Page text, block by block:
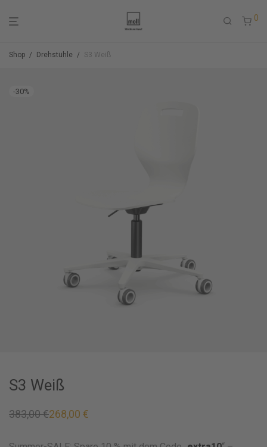
0
Shop / Drehstühle / S3 Weiß
-30%
S3 Weiß
383,00€
Ursprünglicher
383,00 €
268,00 €
Aktueller
268,00 €.